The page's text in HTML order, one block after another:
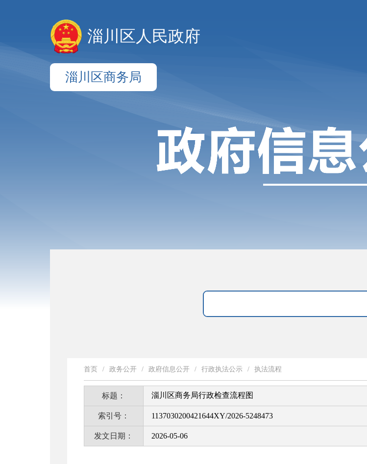
淄川区人民政府
淄川区商务局
首页 / 政务公开 / 政府信息公开 / 行政执法公示 / 执法流程
标题： 淄川区商务局行政检查流程图
索引号： 1137030200421644XY/2026-5248473
发文日期： 2026-05-06